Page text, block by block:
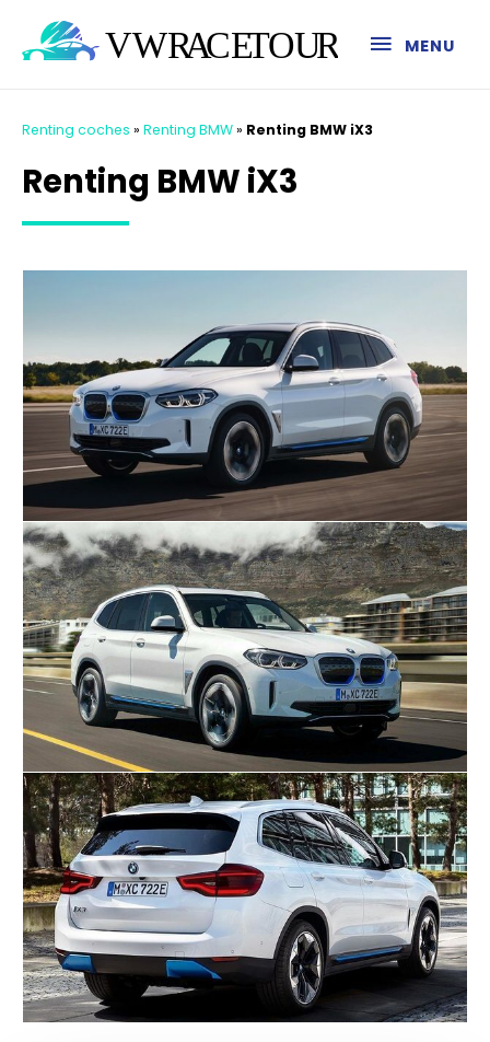
MENU
Renting coches » Renting BMW» Renting BMW iX3
Renting BMW iX3